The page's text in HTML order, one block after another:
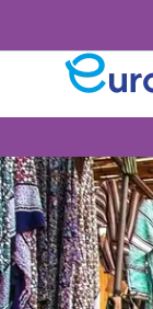
⚠️ Notice: